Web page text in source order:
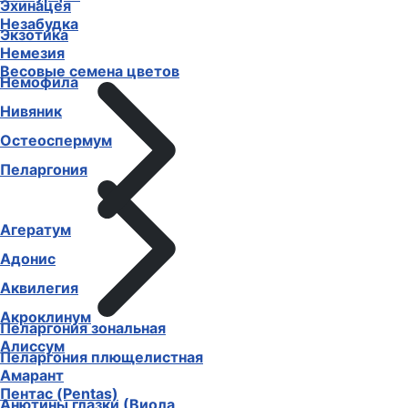
Незабудка
Немезия
Немофила
Нивяник
Остеоспермум
Пеларгония
Пеларгония зональная
Пеларгония плющелистная
Пентас (Pentas)
Эхинацея
Экзотика
Весовые семена цветов
Агератум
Адонис
Аквилегия
Акроклинум
Алиссум
Амарант
Анютины глазки (Виола